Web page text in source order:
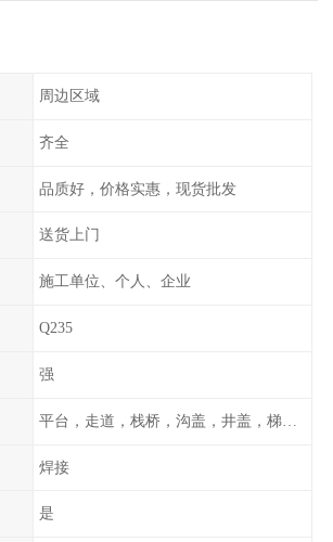
周边区域
齐全
品质好，价格实惠，现货批发
送货上门
施工单位、个人、企业
Q235
强
平台，走道，栈桥，沟盖，井盖，梯子，围栏等
焊接
是